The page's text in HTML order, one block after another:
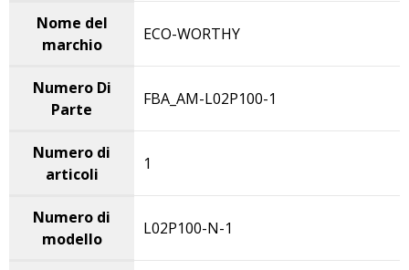
Nome del
marchio
ECO-WORTHY
Numero Di
Parte
FBA_AM-L02P100-1
Numero di
articoli
1
Numero di
modello
L02P100-N-1